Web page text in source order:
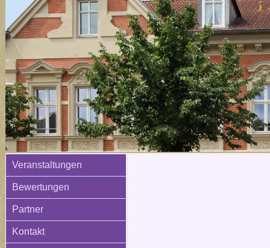
Veranstaltungen
Bewertungen
Partner
Kontakt